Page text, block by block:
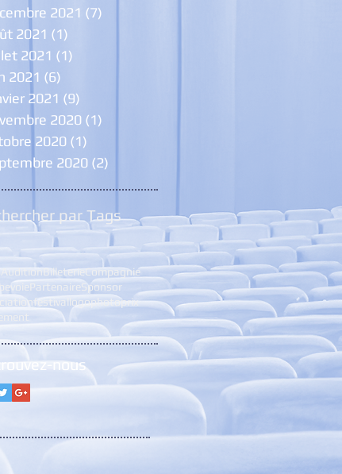
2021 (7)
2021 (1)
2021 (1)
2021 (6)
2021 (9)
2020 (1)
2020 (1)
2020 (2)
par Tags
AuditionBilleterieCompagnie
PartenaireSponsor
festivallogophotoprix
nous